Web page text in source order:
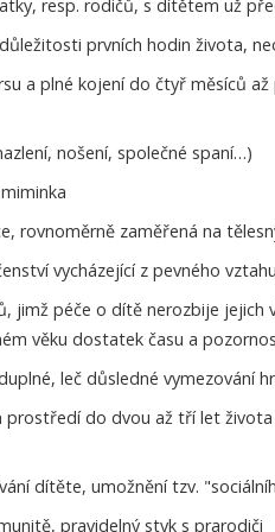
resp. rodičů, s dítětem už
prvních hodin života,
a plné kojení do čtyř měsíců
nošení, společné spaní…)
rovnoměrně zaměřená na
vycházející z pevného
jimž péče o dítě nerozbije jejich
věku dostatek času a
leč důsledné vymezování
do dvou až tří let
dítěte, umožnění tzv.
pravidelný styk s prarodiči